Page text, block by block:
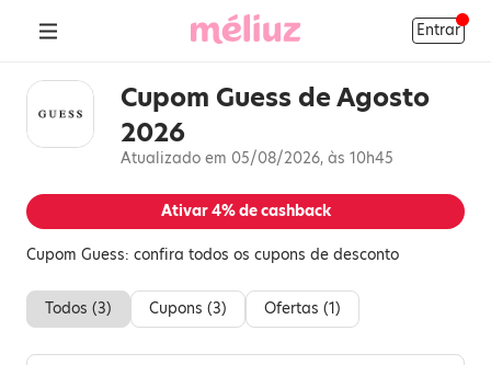
Entrar
Cupom Guess de Agosto
2026
Atualizado em 05/08/2026, às 10h45
Ativar4%de cashback
Cupom Guess: confira todos os cupons de desconto
Todos (3) Cupons (3) Ofertas (1)